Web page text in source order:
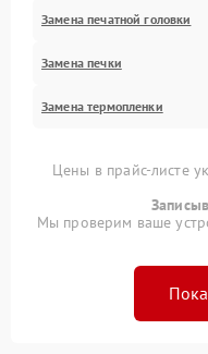
Замена печатной головки
Замена печки
Замена термопленки
Цены в прайс-листе
Мы проверим ваше